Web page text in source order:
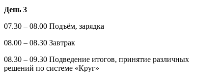
День 3
07.30 – 08.00 Подъём, зарядка
08.00 – 08.30 Завтрак
08.30 – 09.30 Подведение итогов, принятие различных
решений по системе «Круг»